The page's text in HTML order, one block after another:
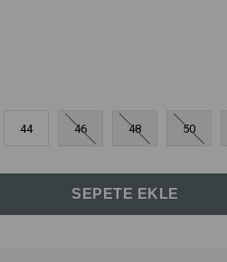
44 46 48 50